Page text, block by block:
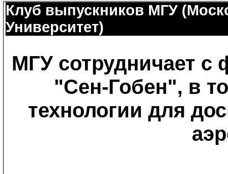
Клуб выпускников МГУ
Университет)
МГУ сотрудничает с
"Сен-Гобен", в
технологии для